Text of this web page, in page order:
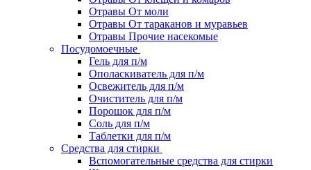
Отравы От моли
Отравы От тараканов и муравьев
Отравы Прочие насекомые
Посудомоечные
Гель для п/м
Ополаскиватель для п/м
Освежитель для п/м
Очиститель для п/м
Порошок для п/м
Соль для п/м
Таблетки для п/м
Средства для стирки
Вспомогательные средства для стирки